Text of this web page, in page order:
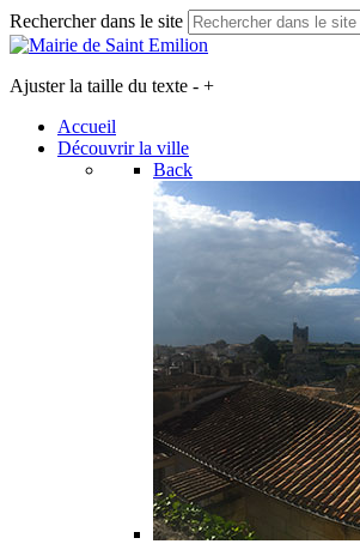
Rechercher dans le site
Ajuster la taille du texte - +
Accueil
Découvrir la ville
Back